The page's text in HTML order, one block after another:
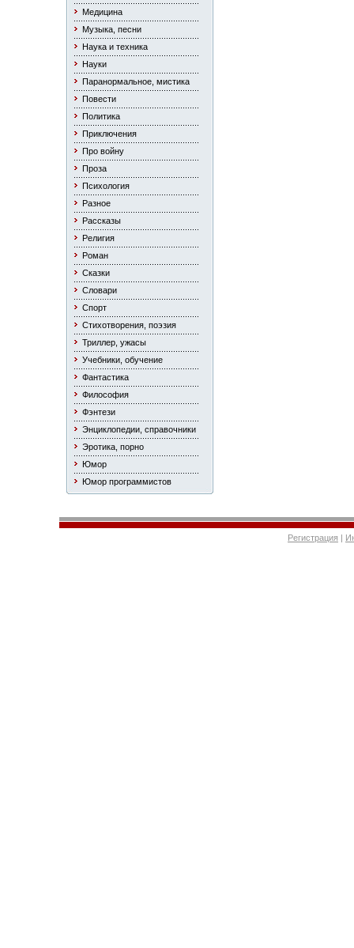
Медицина
Музыка, песни
Наука и техника
Науки
Паранормальное, мистика
Повести
Политика
Приключения
Про войну
Проза
Психология
Разное
Рассказы
Религия
Роман
Сказки
Словари
Спорт
Стихотворения, поэзия
Триллер, ужасы
Учебники, обучение
Фантастика
Философия
Фэнтези
Энциклопедии, справочники
Эротика, порно
Юмор
Юмор программистов
Регистрация |